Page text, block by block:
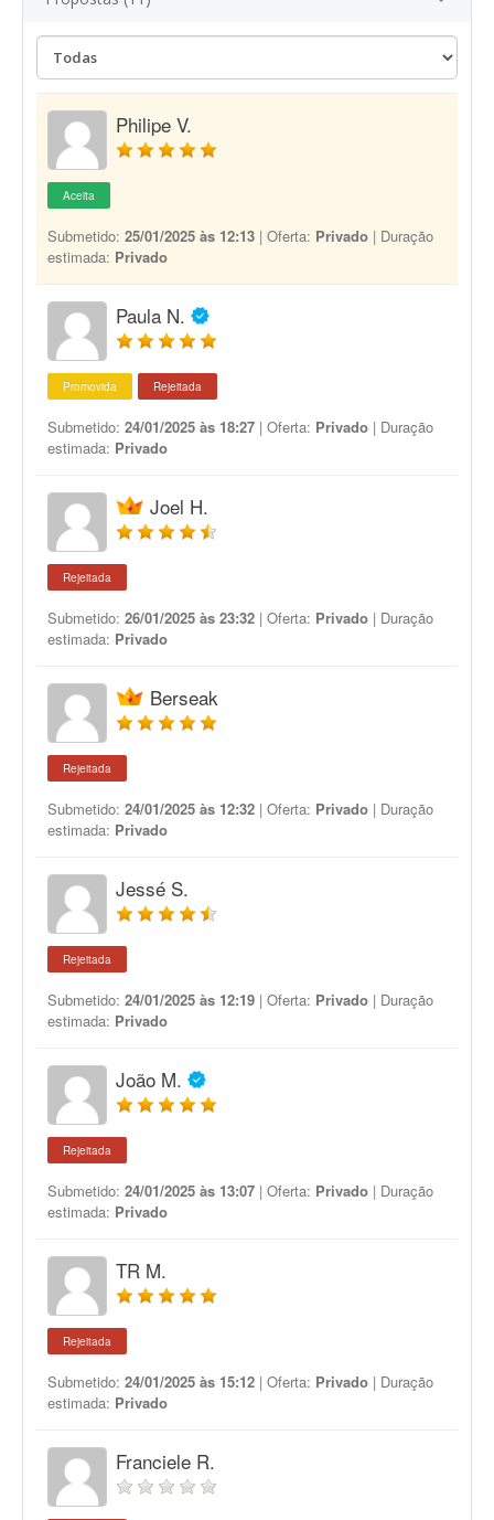
Philipe V.
Aceita
Submetido: 25/01/2025 às 12:13 | Oferta: Privado | Duração
estimada: Privado
Paula N.
Promovida Rejeitada
Submetido: 24/01/2025 às 18:27 | Oferta: Privado | Duração
estimada: Privado
Joel H.
Rejeitada
Submetido: 26/01/2025 às 23:32 | Oferta: Privado | Duração
estimada: Privado
Berseak
Rejeitada
Submetido: 24/01/2025 às 12:32 | Oferta: Privado | Duração
estimada: Privado
Jessé S.
Rejeitada
Submetido: 24/01/2025 às 12:19 | Oferta: Privado | Duração
estimada: Privado
João M.
Rejeitada
Submetido: 24/01/2025 às 13:07 | Oferta: Privado | Duração
estimada: Privado
TR M.
Rejeitada
Submetido: 24/01/2025 às 15:12 | Oferta: Privado | Duração
estimada: Privado
Franciele R.